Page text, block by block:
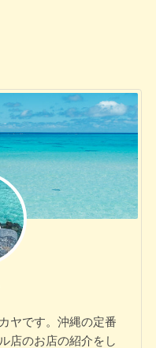
ヤです。沖縄の定番
店のお店の紹介をし